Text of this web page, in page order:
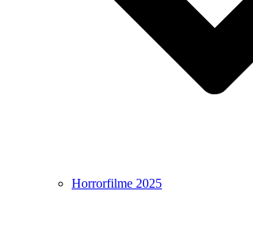
Horrorfilme 2025